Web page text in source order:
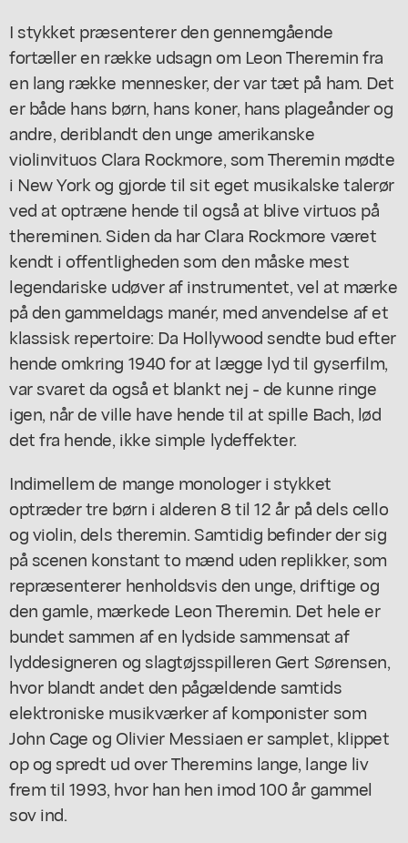
I stykket præsenterer den gennemgående
fortæller en række udsagn om Leon Theremin fra
en lang række mennesker, der var tæt på ham. Det
er både hans børn, hans koner, hans plageånder og
andre, deriblandt den unge amerikanske
violinvituos Clara Rockmore, som Theremin mødte
i New York og gjorde til sit eget musikalske talerør
ved at optræne hende til også at blive virtuos på
thereminen. Siden da har Clara Rockmore været
kendt i offentligheden som den måske mest
legendariske udøver af instrumentet, vel at mærke
på den gammeldags manér, med anvendelse af et
klassisk repertoire: Da Hollywood sendte bud efter
hende omkring 1940 for at lægge lyd til gyserfilm,
var svaret da også et blankt nej - de kunne ringe
igen, når de ville have hende til at spille Bach, lød
det fra hende, ikke simple lydeffekter.
Indimellem de mange monologer i stykket
optræder tre børn i alderen 8 til 12 år på dels cello
og violin, dels theremin. Samtidig befinder der sig
på scenen konstant to mænd uden replikker, som
repræsenterer henholdsvis den unge, driftige og
den gamle, mærkede Leon Theremin. Det hele er
bundet sammen af en lydside sammensat af
lyddesigneren og slagtøjsspilleren Gert Sørensen,
hvor blandt andet den pågældende samtids
elektroniske musikværker af komponister som
John Cage og Olivier Messiaen er samplet, klippet
op og spredt ud over Theremins lange, lange liv
frem til 1993, hvor han hen imod 100 år gammel
sov ind.